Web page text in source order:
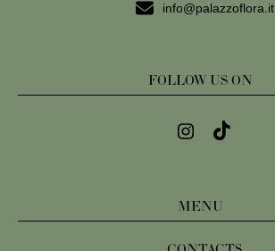
info@palazzoflora.it
FOLLOW US ON
MENU